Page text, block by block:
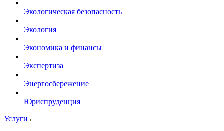
Экологическая безопасность
Экология
Экономика и финансы
Экспертиза
Энергосбережение
Юриспруденция
Услуги